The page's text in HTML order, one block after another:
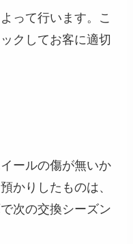
って行います。こ
クしてお客に適切
ールの傷が無いか
かりしたものは、
次の交換シーズン